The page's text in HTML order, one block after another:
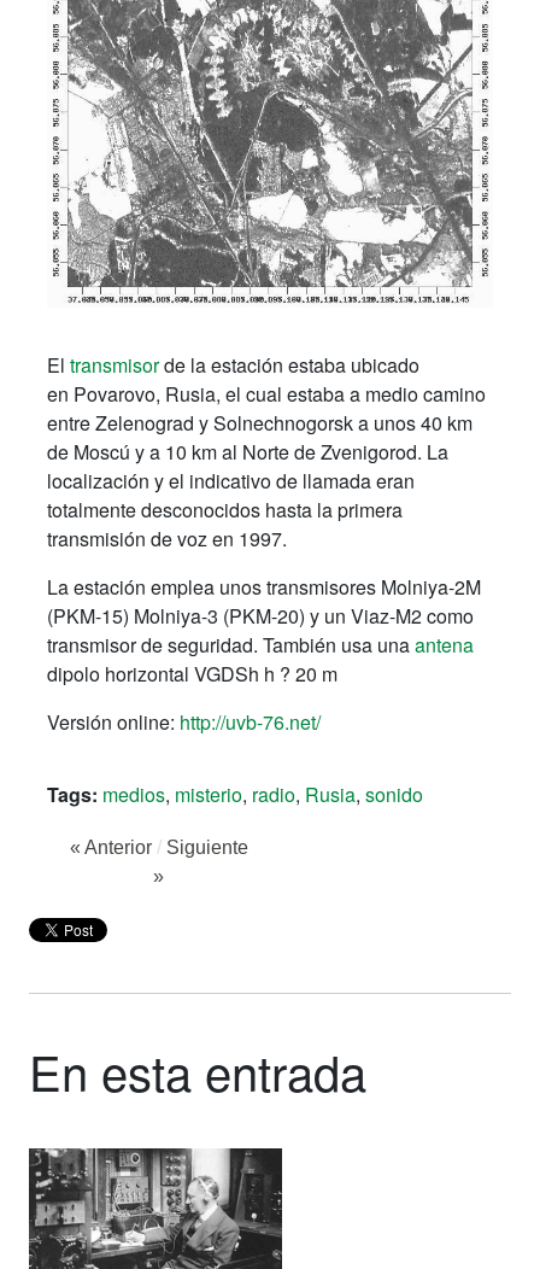
El transmisorde la estación estaba ubicado
en Povarovo, Rusia, el cual estaba a medio camino
entre Zelenograd y Solnechnogorsk a unos 40 km
de Moscú y a 10 km al Norte de Zvenigorod. La
localización y el indicativo de llamada eran
totalmente desconocidos hasta la primera
transmisión de voz en 1997.
La estación emplea unos transmisores Molniya-2M
(PKM-15) Molniya-3 (PKM-20) y un Viaz-M2 como
transmisor de seguridad. También usa unaantena
dipolo horizontal VGDSh h ? 20 m
Versión online: http://uvb-76.net/
Tags: medios, misterio, radio, Rusia, sonido
« Anterior / Siguiente
»
En esta entrada